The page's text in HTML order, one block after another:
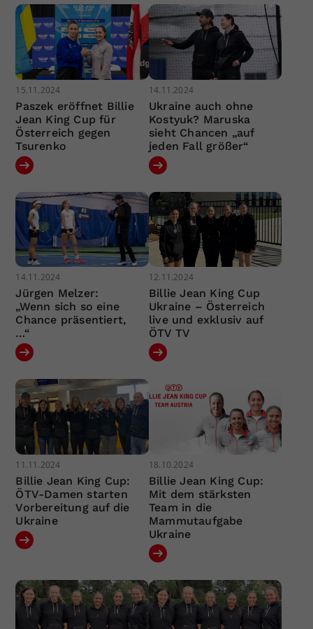
15.11.2024
Paszek eröffnet Billie
Jean King Cup für
Österreich gegen
Tsurenko
14.11.2024
Ukraine auch ohne
Kostyuk? Maruska
sieht Chancen „auf
jeden Fall größer“
14.11.2024
Jürgen Melzer:
„Wenn sich so eine
Chance präsentiert,
…“
12.11.2024
Billie Jean King Cup
Ukraine – Österreich
live und exklusiv auf
ÖTV TV
11.11.2024
Billie Jean King Cup:
ÖTV-Damen starten
Vorbereitung auf die
Ukraine
18.10.2024
Billie Jean King Cup:
Mit dem stärksten
Team in die
Mammutaufgabe
Ukraine